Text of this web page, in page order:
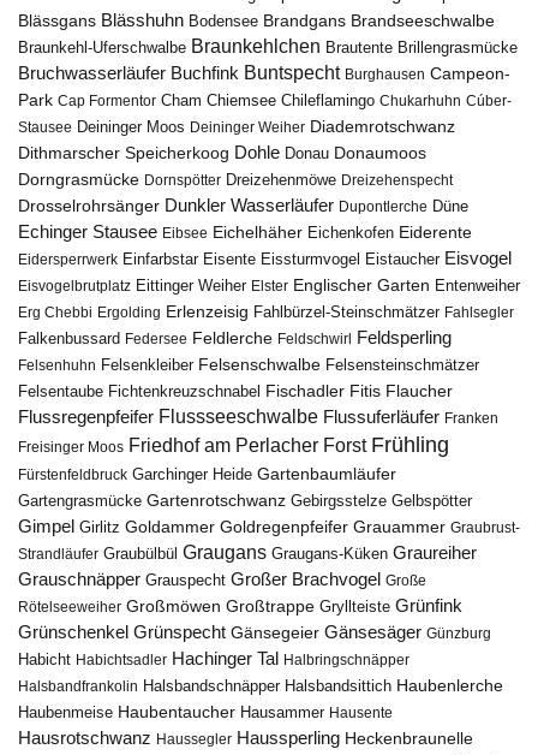
Blässgans Blässhuhn Bodensee Brandgans Brandseeschwalbe
Braunkehl-Uferschwalbe Braunkehlchen Brautente Brillengrasmücke
Bruchwasserläufer Buchfink Buntspecht Burghausen Campeon-
Park Cap Formentor Cham Chiemsee Chileflamingo Chukarhuhn Cúber-
Stausee Deininger Moos Deininger Weiher Diademrotschwanz
Dithmarscher Speicherkoog Dohle Donau Donaumoos
Dorngrasmücke Dornspötter Dreizehenmöwe Dreizehenspecht
Drosselrohrsänger Dunkler Wasserläufer Dupontlerche Düne
Echinger Stausee Eibsee Eichelhäher Eichenkofen Eiderente
Eidersperrwerk Einfarbstar Eisente Eissturmvogel Eistaucher Eisvogel
Eisvogelbrutplatz Eittinger Weiher Elster Englischer Garten Entenweiher
Erg Chebbi Ergolding Erlenzeisig Fahlbürzel-Steinschmätzer Fahlsegler
Falkenbussard Federsee Feldlerche Feldschwirl Feldsperling
Felsenhuhn Felsenkleiber Felsenschwalbe Felsensteinschmätzer
Felsentaube Fichtenkreuzschnabel Fischadler Fitis Flaucher
Flussregenpfeifer Flussseeschwalbe Flussuferläufer Franken
Freisinger Moos Friedhof am Perlacher Forst Frühling
Fürstenfeldbruck Garchinger Heide Gartenbaumläufer
Gartengrasmücke Gartenrotschwanz Gebirgsstelze Gelbspötter
Gimpel Girlitz Goldammer Goldregenpfeifer Grauammer Graubrust-
Strandläufer Graubülbül Graugans Graugans-Küken Graureiher
Grauschnäpper Grauspecht Großer Brachvogel Große
Rötelseeweiher Großmöwen Großtrappe Gryllteiste Grünfink
Grünschenkel Grünspecht Gänsegeier Gänsesäger Günzburg
Habicht Habichtsadler Hachinger Tal Halbringschnäpper
Halsbandfrankolin Halsbandschnäpper Halsbandsittich Haubenlerche
Haubenmeise Haubentaucher Hausammer Hausente
Hausrotschwanz Haussegler Haussperling Heckenbraunelle